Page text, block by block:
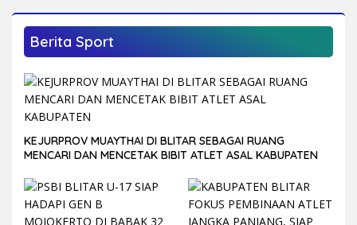
Berita Sport
KEJURPROV MUAYTHAI DI BLITAR SEBAGAI RUANG
MENCARI DAN MENCETAK BIBIT ATLET ASAL KABUPATEN